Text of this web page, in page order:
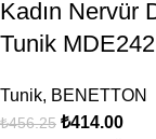
Kadın Nervür
Tunik
Tunik, BENETTON
₺456.25 ₺414.00